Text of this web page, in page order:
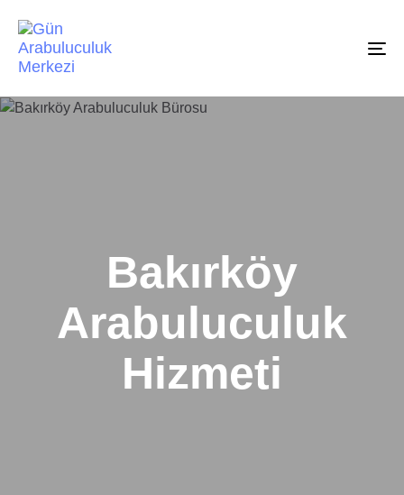
Bakırköy
Arabuluculuk
Hizmeti